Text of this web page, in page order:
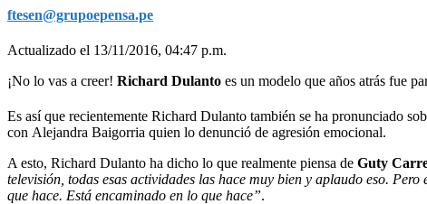
ftesen@grupoepensa.pe
Actualizado el 13/11/2016, 04:47 p.m.
¡No lo vas a creer! Richard Dulanto es un modelo que años atrás fue
Es así que recientemente Richard Dulanto también se ha pronunciado
con Alejandra Baigorria quien lo denunció de agresión emocional.
A esto, Richard Dulanto ha dicho lo que realmente piensa de Guty
televisión, todas esas actividades las hace muy bien y aplaudo eso.
que hace. Está encaminado en lo que hace”.